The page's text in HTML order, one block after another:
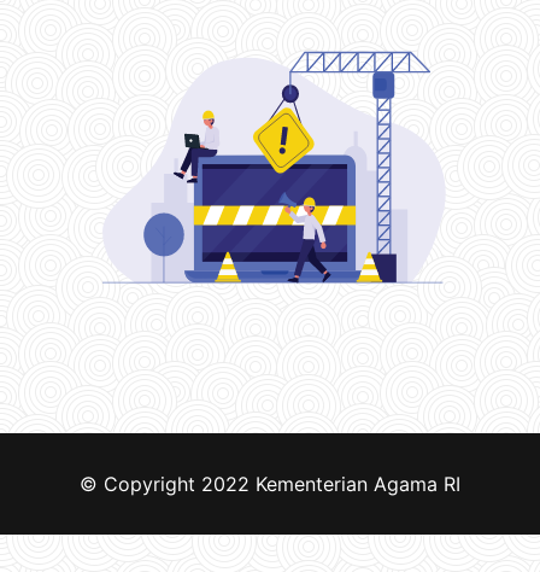
© Copyright 2022 Kementerian Agama RI